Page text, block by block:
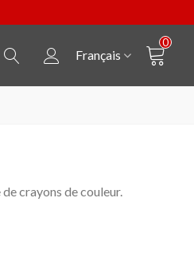
Français
0
crayons de couleur.